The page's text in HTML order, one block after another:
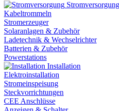
Stromversorgung
Kabeltrommeln
Stromerzeuger
Solaranlagen & Zubehör
Ladetechnik & Wechselrichter
Batterien & Zubehör
Powerstations
Installation
Elektroinstallation
Stromeinspeisung
Steckvorrichtungen
CEE Anschlüsse